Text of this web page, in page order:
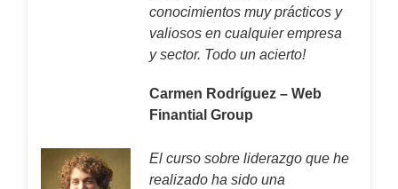
conocimientos muy prácticos y
valiosos en cualquier empresa
y sector. Todo un acierto!
Carmen Rodríguez – Web
Finantial Group
El curso sobre liderazgo que he
realizado ha sido una